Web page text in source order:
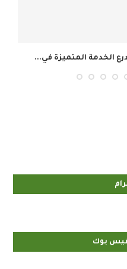
الخدمة المتميزة في...
بوك